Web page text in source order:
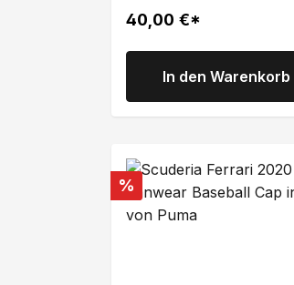
40,00 €*
In den Warenkorb
Rabatt
%